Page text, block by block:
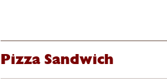
Pizza Sandwich